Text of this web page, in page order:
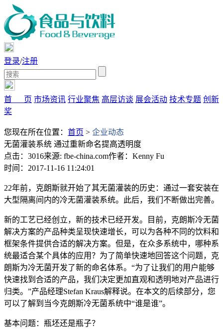
登录/注册
首 页 市场资讯 行业聚焦 高层访谈 展会活动 技术专题 创新
奖
您现在所在位置： 首页 > 企业动态
无菌灌装系统 通过重新命名提高透明度
点击：3016来源: fbe-china.com作者：Kenny Fu
时间：2017-11-16 11:24:01
22年前，克朗斯就开始了其无菌灌装的历史：通过一套安装在
大型隔离间内的冷无菌灌装系统。此后，我们不断做出完善。
新的工艺已经创立，新的技术已经开发。目前，克朗斯冷无菌
解决方案的产品种类呈现快速增长，可以为各种不同的饮料和
框架条件提供合适的解决方案。但是，在众多系统中，哪种系
统最适合某个具体的应用？为了简单快速地回答这个问题，克
朗斯为冷无菌开发了新的命名体系。“为了让我们的用户能够
快速找到合适的产品，我们决定更加直观和透明地对产品进行
归类。”产品经理Stefan Kraus解释说。在本文的后续部分，您
可以了解到当今克朗斯冷无菌系统中“谁是谁”。
基本问题：瓶坯还是瓶子？